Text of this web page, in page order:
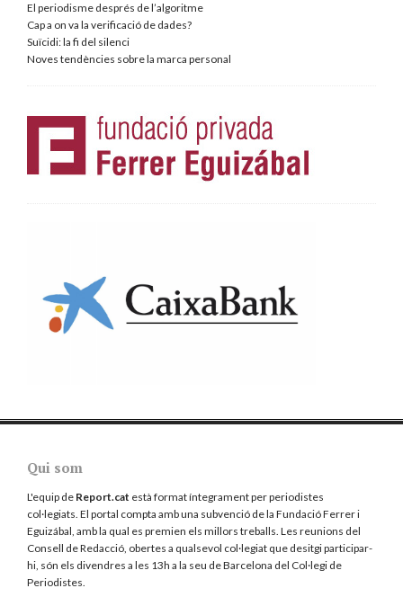
El periodisme després de l’algoritme
Cap a on va la verificació de dades?
Suïcidi: la fi del silenci
Noves tendències sobre la marca personal
Qui som
L'equip de Report.cat està format íntegrament per periodistes
col·legiats. El portal compta amb una subvenció de la Fundació Ferrer i
Eguizábal, amb la qual es premien els millors treballs. Les reunions del
Consell de Redacció, obertes a qualsevol col·legiat que desitgi participar-
hi, són els divendres a les 13h a la seu de Barcelona del Col·legi de
Periodistes